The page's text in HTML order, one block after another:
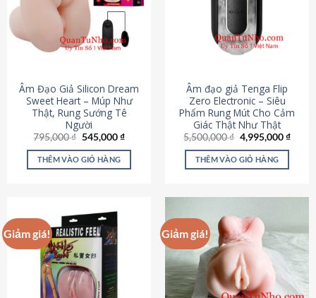
Âm Đạo Giả Silicon Dream
Sweet Heart – Múp Như
Thật, Rung Sướng Tê
Người
795,000₫ Giá
là:
795,000 ₫.
545,000₫Giá
tại
545,000 ₫.
THÊM VÀO GIỎ HÀNG
Âm đạo giả Tenga Flip
Zero Electronic – Siêu
Phẩm Rung Mút Cho Cảm
Giác Thật Như Thật
5,500,000₫ Giá
gốc
là:
5,500,000 ₫.
4,995,000₫Giá
THÊM VÀO GIỎ HÀNG
Giảm giá! Giảm giá!